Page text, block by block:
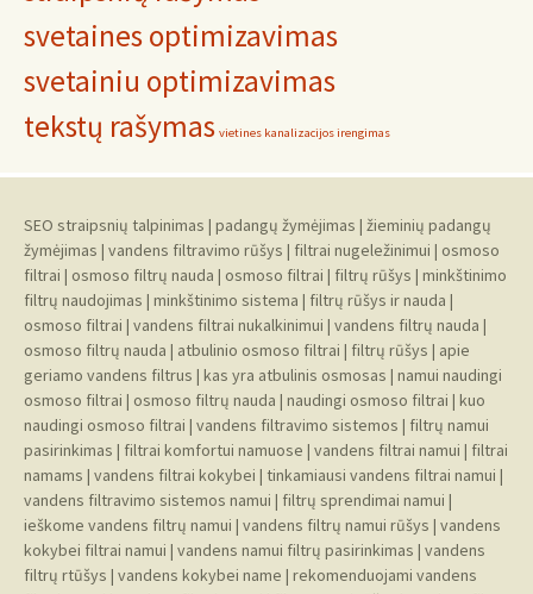
svetaines optimizavimas
svetainiu optimizavimas
tekstų rašymas vietines kanalizacijos irengimas
SEO straipsnių talpinimas | padangų žymėjimas | žieminių padangų
žymėjimas | vandens filtravimo rūšys | filtrai nugeležinimui | osmoso
filtrai | osmoso filtrų nauda | osmoso filtrai | filtrų rūšys | minkštinimo
filtrų naudojimas | minkštinimo sistema | filtrų rūšys ir nauda |
osmoso filtrai | vandens filtrai nukalkinimui | vandens filtrų nauda |
osmoso filtrų nauda | atbulinio osmoso filtrai | filtrų rūšys | apie
geriamo vandens filtrus | kas yra atbulinis osmosas | namui naudingi
osmoso filtrai | osmoso filtrų nauda | naudingi osmoso filtrai | kuo
naudingi osmoso filtrai | vandens filtravimo sistemos | filtrų namui
pasirinkimas | filtrai komfortui namuose | vandens filtrai namui | filtrai
namams | vandens filtrai kokybei | tinkamiausi vandens filtrai namui |
vandens filtravimo sistemos namui | filtrų sprendimai namui |
ieškome vandens filtrų namui | vandens filtrų namui rūšys | vandens
kokybei filtrai namui | vandens namui filtrų pasirinkimas | vandens
filtrų rtūšys | vandens kokybei name | rekomenduojami vandens